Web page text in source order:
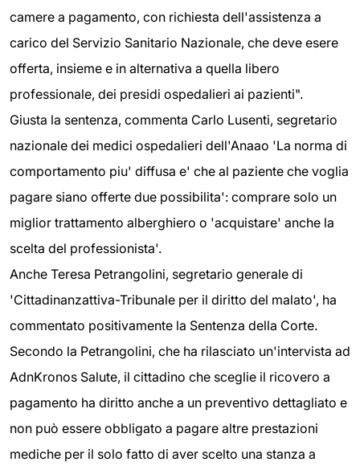
camere a pagamento, con richiesta dell'assistenza a
carico del Servizio Sanitario Nazionale, che deve esere
offerta, insieme e in alternativa a quella libero
professionale, dei presidi ospedalieri ai pazienti".
Giusta la sentenza, commenta Carlo Lusenti, segretario
nazionale dei medici ospedalieri dell'Anaao 'La norma di
comportamento piu' diffusa e' che al paziente che voglia
pagare siano offerte due possibilita': comprare solo un
miglior trattamento alberghiero o 'acquistare' anche la
scelta del professionista'.
Anche Teresa Petrangolini, segretario generale di
'Cittadinanzattiva-Tribunale per il diritto del malato', ha
commentato positivamente la Sentenza della Corte.
Secondo la Petrangolini, che ha rilasciato un'intervista ad
AdnKronos Salute, il cittadino che sceglie il ricovero a
pagamento ha diritto anche a un preventivo dettagliato e
non può essere obbligato a pagare altre prestazioni
mediche per il solo fatto di aver scelto una stanza a